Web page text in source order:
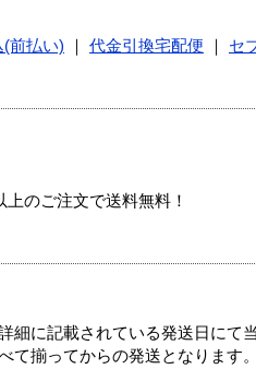
前払い) 代金引換宅配便
セ
のご注文で送料無料！
に記載されている発送日にて
て揃ってからの発送となります。